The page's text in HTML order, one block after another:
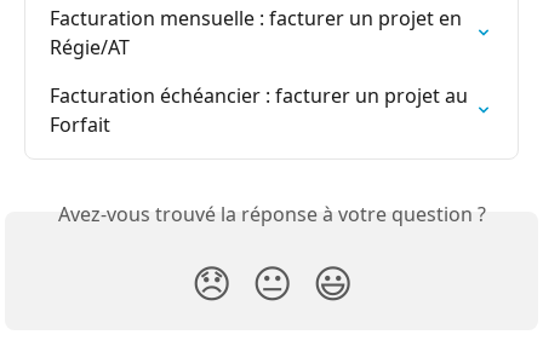
Facturation mensuelle : facturer un projet en
Régie/AT
Facturation échéancier : facturer un projet au
Forfait
Avez-vous trouvé la réponse à votre question ?
😞 😐 😃